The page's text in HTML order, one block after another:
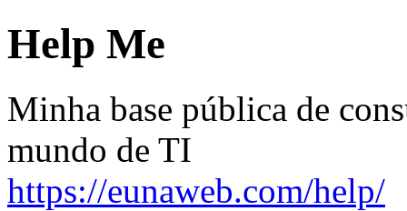
Help Me
Minha base pública de
mundo de TI
https://eunaweb.com/help/